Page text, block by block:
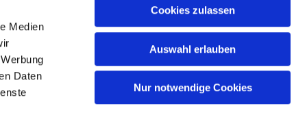
Medien
Daten
Cookies zulassen
Auswahl erlauben
Nur notwendige Cookies
von
Datenschutzerklärung
Schutz vor sexualisierter Gewalt
Kontakt